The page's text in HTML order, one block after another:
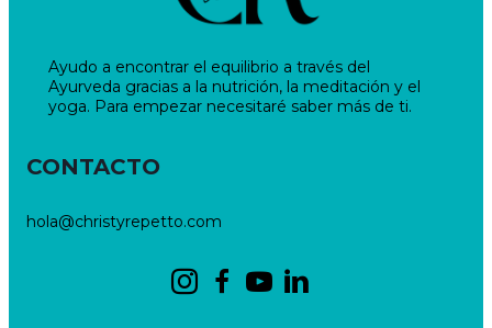
Ayudo a encontrar el equilibrio a través del
Ayurveda gracias a la nutrición, la meditación y el
yoga. Para empezar necesitaré saber más de ti.
CONTACTO
hola@christyrepetto.com